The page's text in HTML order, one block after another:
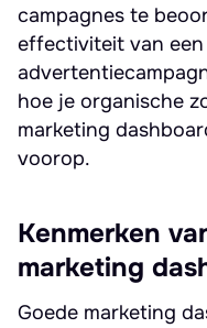
campagnes te
effectiviteit van
hoe je organische
marketing
voorop.
Kenmerken
marketing
Goede marketing